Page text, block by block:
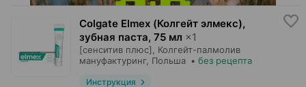
Colgate Elmex (Колгейт элмекс),
зубная паста, 75 мл ×1
[сенситив плюс],
Колгейт-палмолив
мануфактуринг, Польша • без рецепта
Инструкция